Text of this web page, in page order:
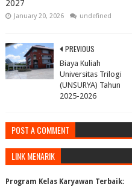
2027
January 20, 2026 undefined
PREVIOUS
Biaya Kuliah
Universitas Trilogi
(UNSURYA) Tahun
2025-2026
POST A COMMENT
LINK MENARIK
Program Kelas Karyawan Terbaik: